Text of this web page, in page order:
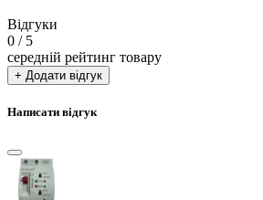
Відгуки
0 / 5
середній рейтинг товару
+ Додати відгук
Написати відгук